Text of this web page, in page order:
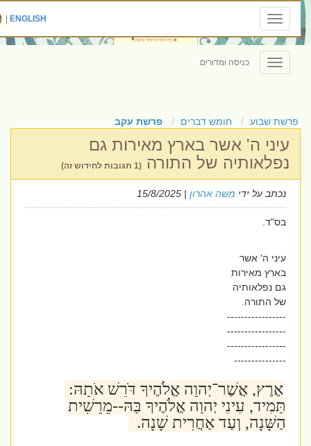
Toggle
navigation
ENGLISH
|
Toggle
navigation
כניסה ומדורים
פרשת שבוע חומש דברים פרשת עקב
עיני ה' אשר בארץ מאירות גם
נפלאותיה של התורה
נכתב על ידימשה אהרון| 15/8/2025
בס"ד.
עיני ה' אשר
בארץ מאירות
גם נפלאותיה
של התורה.
-----------------
-----------------
-----------------
---------------
אֶרֶץ, אֲשֶׁר־יְהוָה אֱלֹהֶיךָ דֹּרֵשׁ אֹתָהּ:
תָּמִיד, עֵינֵי יְהוָה אֱלֹהֶיךָ בָּהּ--מֵרֵשִׁית
הַשָּׁנָה, וְעַד אַחֲרִית שָׁנָה.